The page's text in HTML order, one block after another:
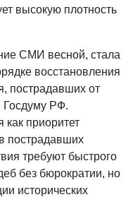
высокую плотность
СМИ весной, стала
восстановления
пострадавших от
Госдуму РФ.
как приоритет
пострадавших
требуют быстрого
без бюрократии, но
исторических